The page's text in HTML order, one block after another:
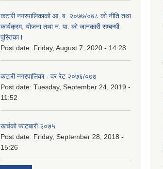
कटारी नगरपालिकाको आ. ब. २०७७/०७८ को नीति तथा
कार्यक्रम, योजना तथा न. पा. को जानकारी सम्बन्धी
पुस्तिका l
Post date: Friday, August 7, 2020 - 14:28
कटारी नगरपालिका - दर रेट २०७६/०७७
Post date: Tuesday, September 24, 2019 -
11:52
खर्चको फाटबारी २०७५
Post date: Friday, September 28, 2018 -
15:26